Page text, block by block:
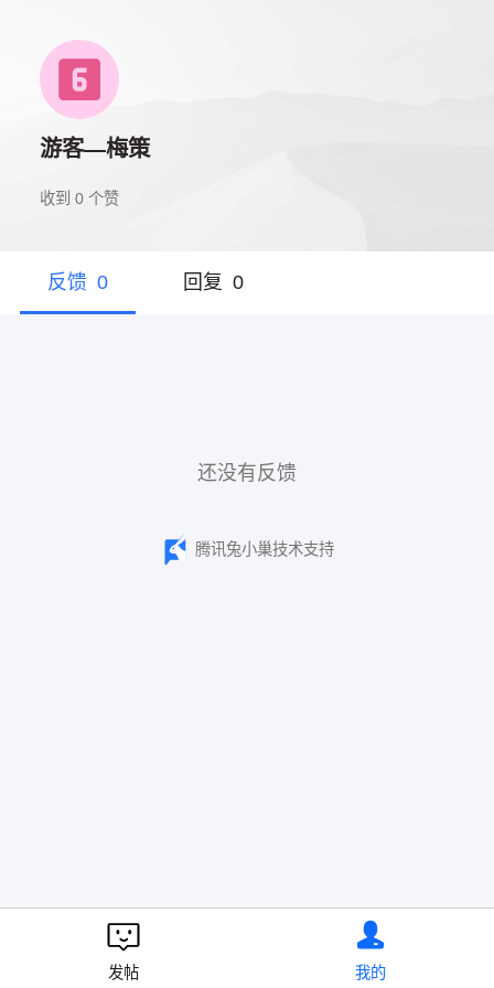
游客—梅策
收到 0个赞
反馈 0 回复 0
还没有反馈
腾讯兔小巢技术支持
发帖 我的